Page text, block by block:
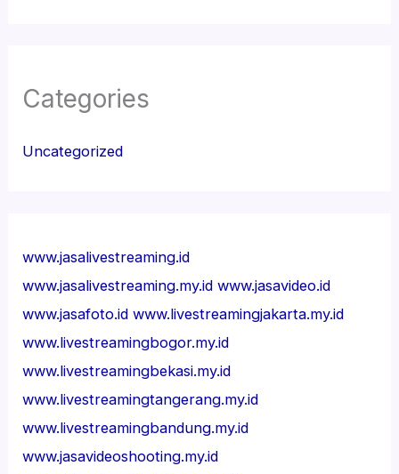
Categories
Uncategorized
www.jasalivestreaming.id
www.jasalivestreaming.my.id www.jasavideo.id
www.jasafoto.id www.livestreamingjakarta.my.id
www.livestreamingbogor.my.id
www.livestreamingbekasi.my.id
www.livestreamingtangerang.my.id
www.livestreamingbandung.my.id
www.jasavideoshooting.my.id